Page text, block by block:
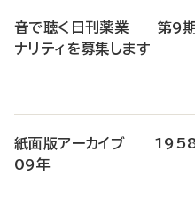
音で聴く日刊薬業 第9期
ナリティを募集します
紙面版アーカイブ
09年